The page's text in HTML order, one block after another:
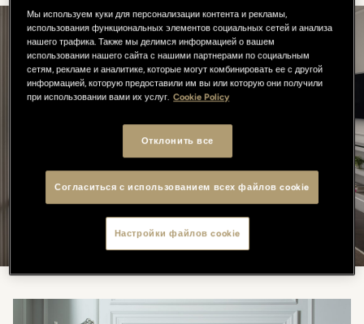
Познакомься с нашими
номерами
МАКСИМАЛЬНАЯ ВМЕСТИМОСТЬ
Мы используем куки для персонализации контента и рекламы,
использования функциональных элементов социальных сетей и анализа
нашего трафика. Также мы делимся информацией о вашем
использовании нашего сайта с нашими партнерами по социальным
сетям, рекламе и аналитике, которые могут комбинировать ее с другой
информацией, которую предоставили им вы или которую они получили
при использовании вами их услуг. Cookie Policy
Отклонить все
Согласиться с использованием всех файлов cookie
Настройки файлов cookie